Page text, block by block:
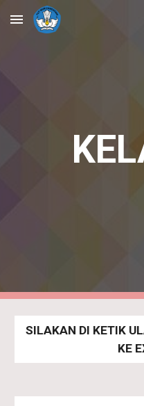
Skip to main content
SILAKAN DI KETIK
KE